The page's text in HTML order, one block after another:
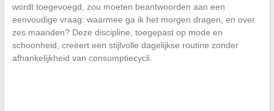
wordt toegevoegd, zou moeten beantwoorden aan een
eenvoudige vraag: waarmee ga ik het morgen dragen, en over
zes maanden? Deze discipline, toegepast op mode en
schoonheid, creëert een stijlvolle dagelijkse routine zonder
afhankelijkheid van consumptiecycli.